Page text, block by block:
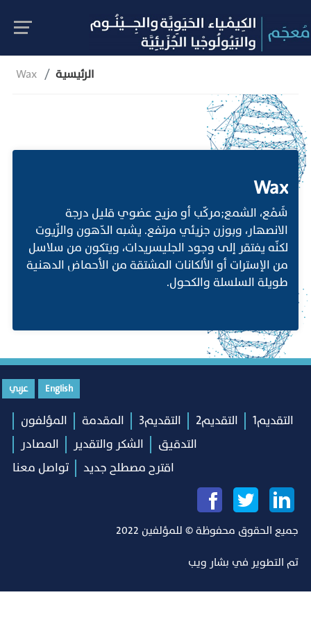
Wax الرئيسية
Wax
شَمْع، الشمع;مركّب أو مزيح عضوي قليل درجة
الانصهار، وبوزن جزيئي مرتفع. يشبه الدّهون والزّيوت
لكنّه يفتقر إلى وجود الجليسريدات، ويتكون من سلاسل
من الإسترات أو الألكانات المشتقة من الأحماض الدهنية
طويلة السلسلة والكحول.
English عربي
التقديم1 التقديم2 التقديم3 المقدمة
المؤلفون
التدقيق
الشكر والتقدير
المصادر
اقترح مصطلح جديد
تواصل معنا
جميع الحقوق محفوظة © للمؤلفين 2022
تم التطوير في بشار ويب